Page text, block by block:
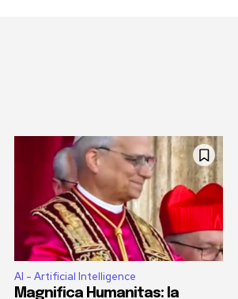
AI - Artificial Intelligence
Magnifica Humanitas: la